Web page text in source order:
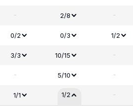
- 2/8 -
0/2 0/3 1/2
3/3 10/15 -
- 5/10 -
1/1 1/2 -